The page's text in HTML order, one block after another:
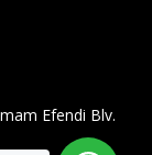
Efendi Blv.